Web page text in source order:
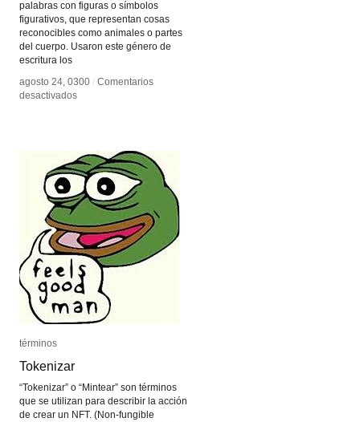
palabras con figuras o símbolos
figurativos, que representan cosas
reconocibles como animales o partes
del cuerpo. Usaron este género de
escritura los
agosto 24, 0300 / Comentarios
desactivadosen
agosto 24, 0300 / Comentarios
desactivadosen
términos
Tokenizar
“Tokenizar” o “Mintear” son términos
que se utilizan para describir la acción
de crear un NFT. (Non-fungible
términos
Tokenizar